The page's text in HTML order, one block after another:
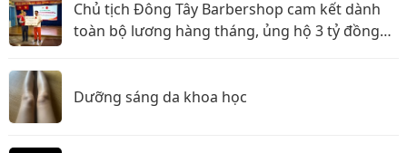
Chủ tịch Đông Tây Barbershop cam kết dành
toàn bộ lương hàng tháng, ủng hộ 3 tỷ đồng
Dưỡng sáng da khoa học